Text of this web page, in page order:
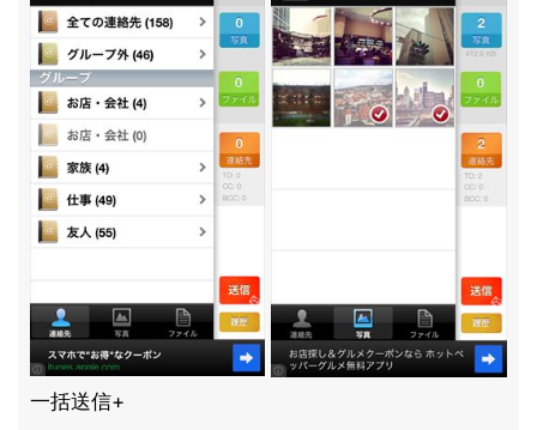
一括送信+